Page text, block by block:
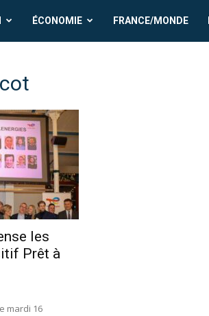
ÉCONOMIE FRANCE/MONDE
les
Prêt à
mardi 16